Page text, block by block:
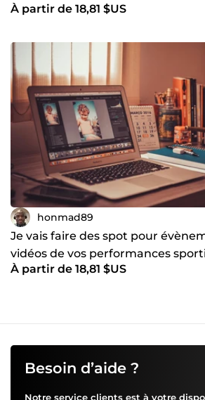
À partir de 18,81 $US
honmad89
Je vais faire des spot pour
vidéos de vos performances
À partir de 18,81 $US
Besoin d’aide ?
Notre service clients est à votre